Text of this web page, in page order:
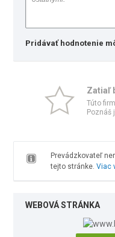
Pridávať hodnotenie
Zatiaľ
Túto
Poznáš
Prevádzkovateľ
tejto stránke. Viac
WEBOVÁ STRÁNKA